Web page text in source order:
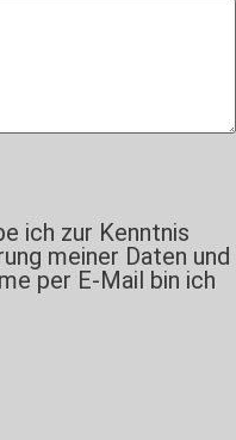
ich zur Kenntnis
meiner Daten und
per E-Mail bin ich